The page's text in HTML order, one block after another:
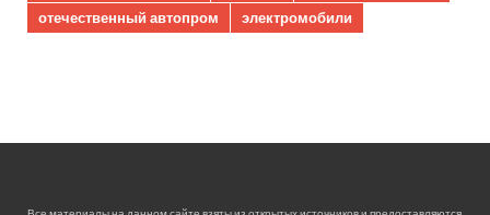
отечественный автопром
электромобили